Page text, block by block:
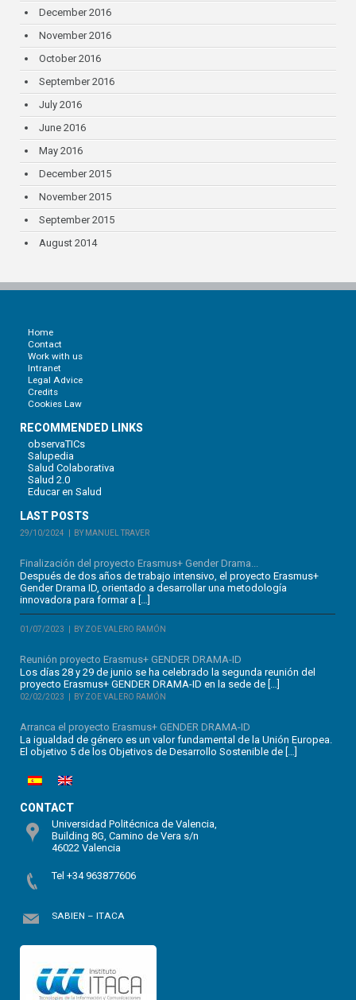
December 2016
November 2016
October 2016
September 2016
July 2016
June 2016
May 2016
December 2015
November 2015
September 2015
August 2014
Home
Contact
Work with us
Intranet
Legal Advice
Credits
Cookies Law
RECOMMENDED LINKS
observaTICs
Salupedia
Salud Colaborativa
Salud 2.0
Educar en Salud
LAST POSTS
29/10/2024 BY MANUEL TRAVER
Finalización del proyecto Erasmus+ Gender Drama...
Después de dos años de trabajo intensivo, el proyecto Erasmus+
Gender Drama ID, orientado a desarrollar una metodología
innovadora para formar a […]
01/07/2023 BY ZOE VALERO RAMÓN
Reunión proyecto Erasmus+ GENDER DRAMA-ID
Los días 28 y 29 de junio se ha celebrado la segunda reunión del
proyecto Erasmus+ GENDER DRAMA-ID en la sede de […]
02/02/2023 BY ZOE VALERO RAMÓN
Arranca el proyecto Erasmus+ GENDER DRAMA-ID
La igualdad de género es un valor fundamental de la Unión Europea.
El objetivo 5 de los Objetivos de Desarrollo Sostenible de […]
CONTACT
Universidad Politécnica de Valencia,
Building 8G, Camino de Vera s/n
46022 Valencia
Tel +34 963877606
SABIEN – ITACA